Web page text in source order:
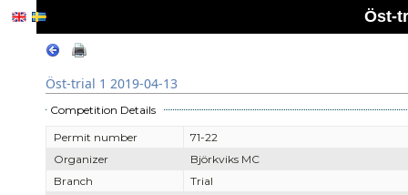
Öst-
Öst-trial 1 2019-04-13
Competition Details
Permit number
71-22
Organizer
Björkviks MC
Branch
Trial